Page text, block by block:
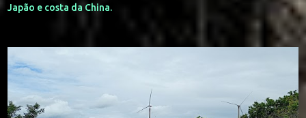
Japão e costa da China.